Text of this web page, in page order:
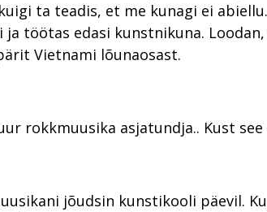
ta teadis, et me kunagi ei
töötas edasi kunstnikuna.
Vietnami lõunaosast.
rokkmuusika asjatundja.. Kust see
jõudsin kunstikooli päevil.